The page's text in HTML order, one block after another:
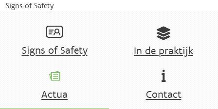
Signs of Safety
Signs of Safety In de praktijk
Actua Contact